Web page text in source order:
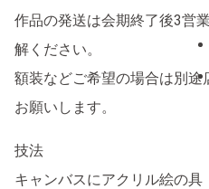
作品の発送は会期終了後3営
解ください。
額装などご希望の場合は別途
お願いします。
技法
キャンバスにアクリル絵の具